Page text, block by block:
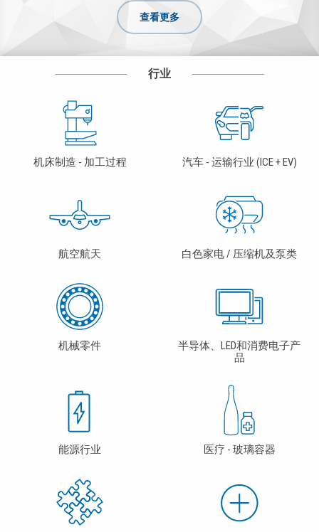
查看更多
行业
机床制造 - 加工过程 汽车 - 运输行业 (ICE + EV)
航空航天 白色家电 / 压缩机及泵类
机械零件
半导体、LED和消费电子产
品
能源行业 医疗 - 玻璃容器